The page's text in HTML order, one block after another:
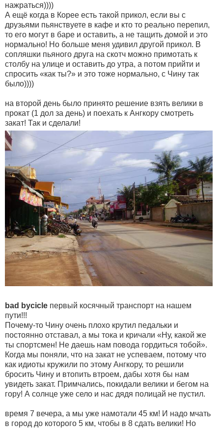
нажраться))))
А ещё когда в Корее есть такой прикол, если вы с
друзьями пьянствуете в кафе и кто то реально перепил,
то его могут в баре и оставить, а не тащить домой и это
нормально! Но больше меня удивил другой прикол. В
сопляшки пьяного друга на скотч можно примотать к
столбу на улице и оставить до утра, а потом прийти и
спросить «как ты?» и это тоже нормально, с Чину так
было))))
на второй день было принято решение взять велики в
прокат (1 дол за день) и поехать к Ангкору смотреть
закат! Так и сделали!
bad bycicle первый косячный транспорт на нашем
пути!!!
Почему-то Чину очень плохо крутил педальки и
постоянно отставал, а мы тока и кричали «Ну, какой же
ты спортсмен! Не даешь нам повода гордиться тобой».
Когда мы поняли, что на закат не успеваем, потому что
как идиоты кружили по этому Ангкору, то решили
бросить Чину и втопить втроем, дабы хотя бы нам
увидеть закат. Примчались, покидали велики и бегом на
гору! А солнце уже село и нас дядя полицай не пустил.
время 7 вечера, а мы уже намотали 45 км! И надо мчать
в город до которого 5 км, чтобы в 8 сдать велики! Но